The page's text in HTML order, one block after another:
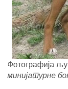
Фотографија
минијатурне